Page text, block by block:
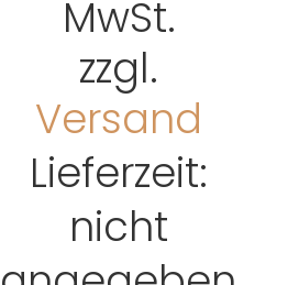
MwSt.
zzgl.
Versand
Lieferzeit:
nicht